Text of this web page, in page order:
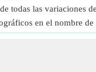
todas las variaciones
en el nombre